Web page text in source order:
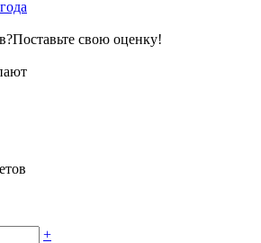
Поставьте свою оценку!
+